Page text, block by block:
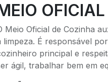
Meio Oficial de Cozinha
limpeza. É responsável
principal e
ágil, trabalhar bem em